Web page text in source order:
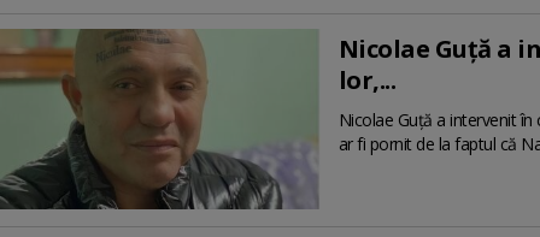
Nicolae Guță a
lor,...
Nicolae Guță a intervenit
ar fi pornit de la faptul că